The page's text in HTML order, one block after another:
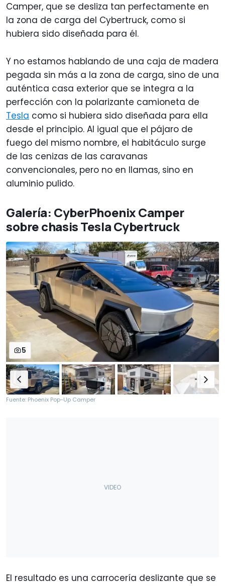
Camper, que se desliza tan perfectamente en
la zona de carga del Cybertruck, como si
hubiera sido diseñada para él.
Y no estamos hablando de una caja de madera
pegada sin más a la zona de carga, sino de una
auténtica casa exterior que se integra a la
perfección con la polarizante camioneta de
Tesla como si hubiera sido diseñada para ella
desde el principio. Al igual que el pájaro de
fuego del mismo nombre, el habitáculo surge
de las cenizas de las caravanas
convencionales, pero no en llamas, sino en
aluminio pulido.
Galería: CyberPhoenix Camper
sobre chasis Tesla Cybertruck
5
Fuente: Phoenix Pop-Up Camper
El resultado es una carrocería deslizante que se